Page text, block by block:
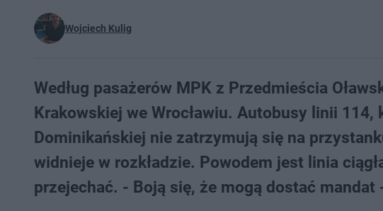
Wojciech Kulig
Według pasażerów MPK z Przedmieścia
Krakowskiej we Wrocławiu. Autobusy linii
Dominikańskiej nie zatrzymują się na
widnieje w rozkładzie. Powodem jest linia
przejechać. - Boją się, że mogą dostać mandat